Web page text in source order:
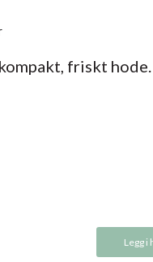
friskt hode.
Legg i